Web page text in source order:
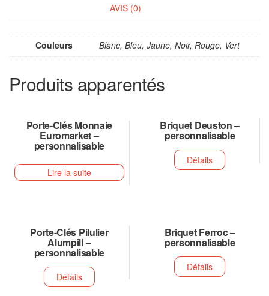
AVIS (0)
Couleurs Blanc, Bleu, Jaune, Noir, Rouge, Vert
Produits apparentés
Porte-Clés Monnaie
Euromarket –
personnalisable
Lire la suite
Briquet Deuston –
personnalisable
Détails
Porte-Clés Pilulier
Alumpill –
personnalisable
Détails
Briquet Ferroc –
personnalisable
Détails